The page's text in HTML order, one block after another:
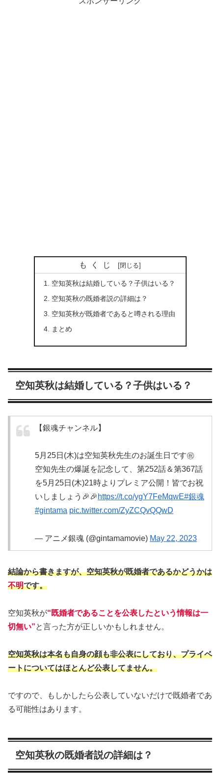
もくじ
空知英秋は結婚している？子供はいる？
空知英秋の既婚者説の詳細は？
空知英秋が既婚者であると噂される理由
まとめ
空知英秋は結婚している？子供はいる？
【銀魂チャンネル】
5月25日(木)は空知英秋先生のお誕生日です㊗️
空知先生の爆誕を記念して、第252話＆第367話
を5月25日(木)21時よりプレミア公開！皆でお祝
いしましょう🎉🎉 https://t.co/ygY7FeMqwE#銀魂
#gintama pic.twitter.com/ZyZCQvQQwD
— アニメ銀魂 (@gintamamovie) May 22, 2023
結論から書きますが、空知英秋が既婚者であるかどうかは
不明です。
空知英秋が“既婚者であることを公表したという情報は一
切無い”と言った方が正しいかもしれません。
空知英秋は本名も自身の顔も非公表にしており、プライベ
ートについてはほとんど公表してません。
ですので、もしかしたら公表していないだけで既婚者であ
る可能性はあります。
空知英秋の既婚者説の詳細は？